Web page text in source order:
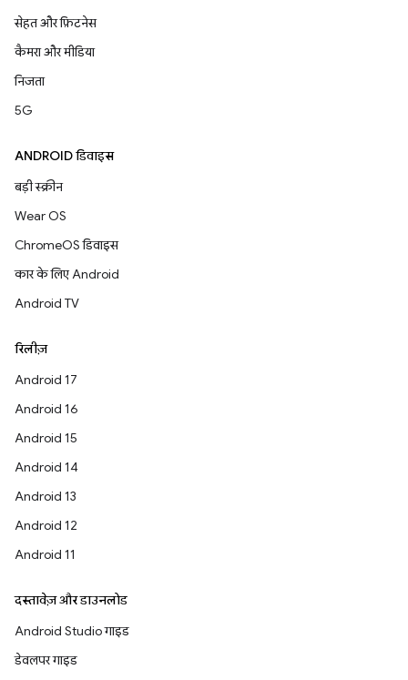
सेहत और फ़िटनेस
कैमरा और मीडिया
निजता
5G
ANDROID डिवाइस
बड़ी स्क्रीन
Wear OS
ChromeOS डिवाइस
कार के लिए Android
Android TV
रिलीज़
Android 17
Android 16
Android 15
Android 14
Android 13
Android 12
Android 11
दस्तावेज़ और डाउनलोड
Android Studio गाइड
डेवलपर गाइड